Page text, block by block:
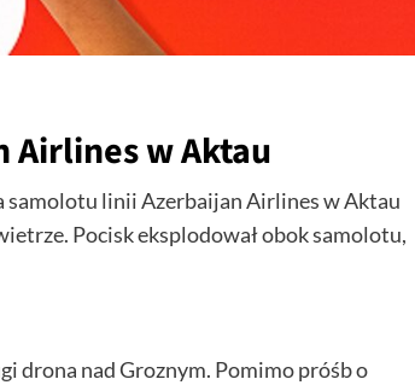
w Aktau
samolotu linii Azerbaijan Airlines w Aktau
Pocisk eksplodował obok samolotu,
drona nad Groznym. Pomimo próśb o